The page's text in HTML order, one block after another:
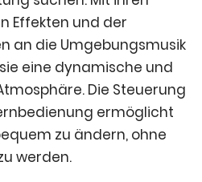
Effekten und der
an die Umgebungsmusik
eine dynamische und
Die Steuerung
ermöglicht
zu ändern, ohne
werden.